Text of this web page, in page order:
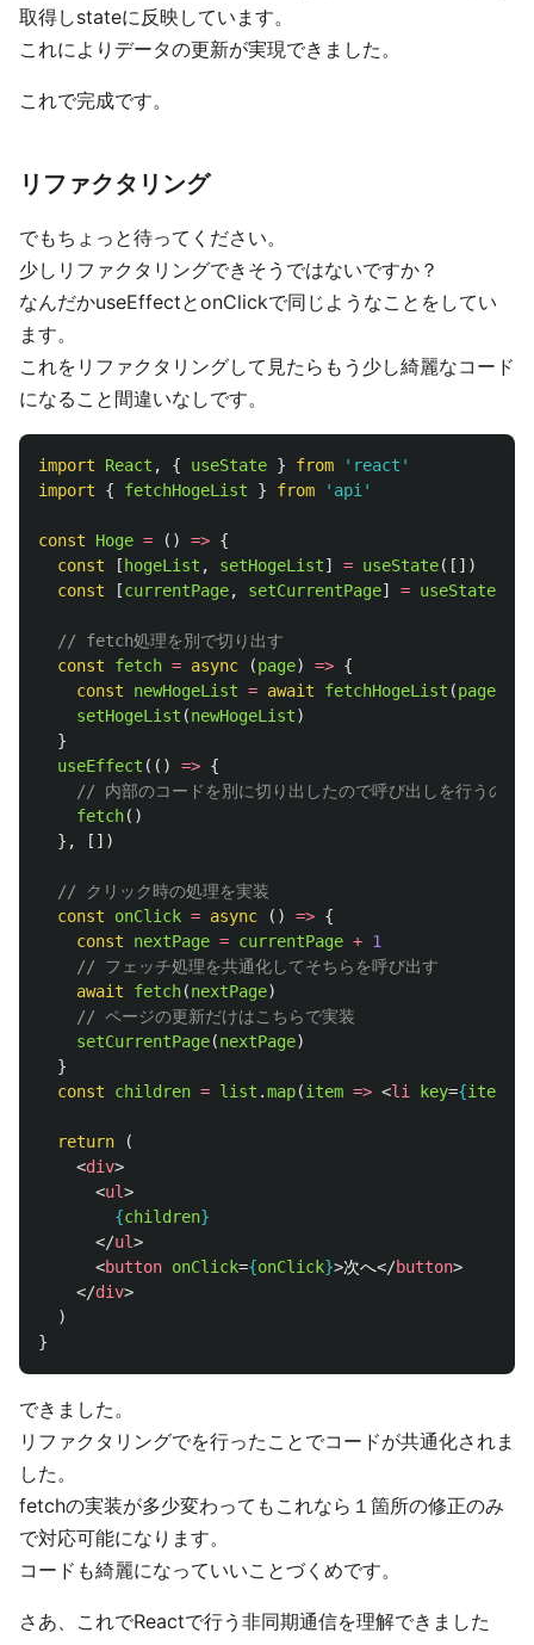
取得しstateに反映しています。
これによりデータの更新が実現できました。
これで完成です。
リファクタリング
でもちょっと待ってください。
少しリファクタリングできそうではないですか？
なんだかuseEffectとonClickで同じようなことをしてい
ます。
これをリファクタリングして見たらもう少し綺麗なコード
になること間違いなしです。
import React , { useState } from ' react '
import
{ fetchHogeList } from ' api '
const Hoge = () => {
const
[ hogeList , setHogeList] = useState([])
const
[currentPage, setCurrentPage] = useState
// fetch処理を別で切り出す
const
fetch = async (page) => {
const
newHogeList = await fetchHogeList (page
setHogeList (newHogeList)
}
useEffect (() => {
// 内部のコードを別に切り出したので呼び出しを行うのみ
fetch()
},
[])
// クリック時の処理を実装
const
onClick = async () => {
const
nextPage = currentPage + 1
// フェッチ処理を共通化してそちらを呼び出す
await
fetch(nextPage)
// ページの更新だけはこちらで実装
setCurrentPage(nextPage)
}
const
children = list .map(item => <li key={item
return
(
<div>
<ul>
{children}
</ul>
<button onClick={onClick}>次へ</button>
</div>
)
}
できました。
リファクタリングでを行ったことでコードが共通化されま
した。
fetchの実装が多少変わってもこれなら１箇所の修正のみ
で対応可能になります。
コードも綺麗になっていいことづくめです。
さあ、これでReactで行う非同期通信を理解できました